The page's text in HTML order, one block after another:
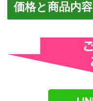
価格と商品内容